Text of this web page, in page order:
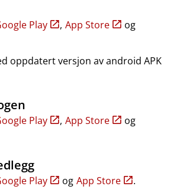
Play , App Store
og
oppdatert versjon av android APK
Play , App Store
og
Play og App Store .